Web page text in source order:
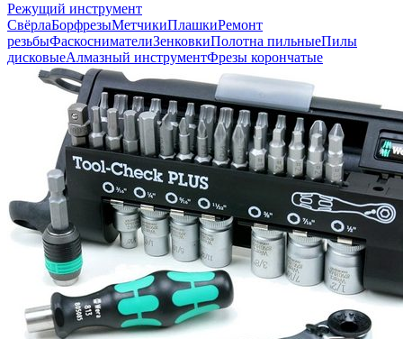
Режущий инструмент
СвёрлаБорфрезыМетчикиПлашкиРемонт
резьбыФаскоснимателиЗенковкиПолотна пильныеПилы
дисковыеАлмазный инструментФрезы корончатые